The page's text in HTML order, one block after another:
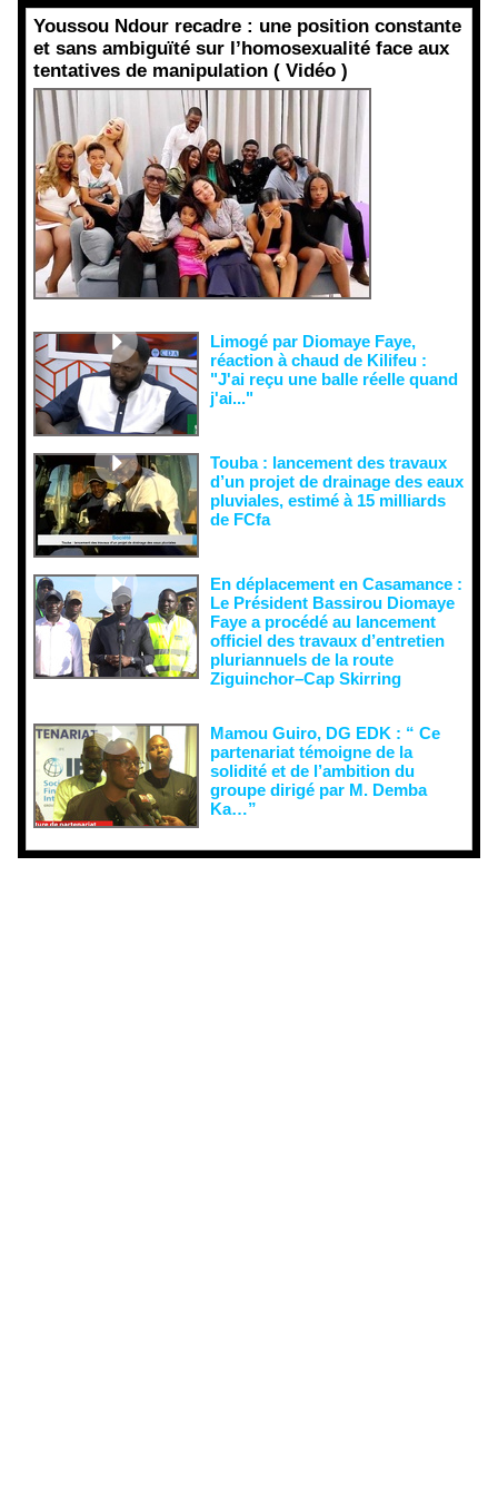
Youssou Ndour recadre : une position constante
et sans ambiguïté sur l’homosexualité face aux
tentatives de manipulation ( Vidéo )
Limogé par Diomaye Faye,
réaction à chaud de Kilifeu :
"J'ai reçu une balle réelle quand
j'ai..."
Touba : lancement des travaux
d’un projet de drainage des eaux
pluviales, estimé à 15 milliards
de FCfa ‎
En déplacement en Casamance :
Le Président Bassirou Diomaye
Faye a procédé au lancement
officiel des travaux d’entretien
pluriannuels de la route
Ziguinchor–Cap Skirring
Mamou Guiro, DG EDK : “ Ce
partenariat témoigne de la
solidité et de l’ambition du
groupe dirigé par M. Demba
Ka…”